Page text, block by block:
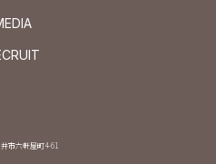
市六軒屋町4-61